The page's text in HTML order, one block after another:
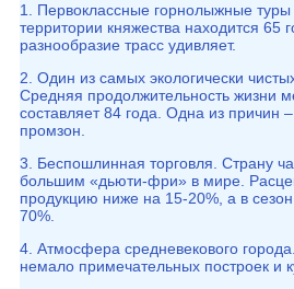
1. Первоклассные горнолыжные
территории княжества находится 65
разнообразие трасс удивляет.
2. Один из самых экологически
Средняя продолжительность жизни
составляет 84 года. Одна из причин
промзон.
3. Беспошлинная торговля. Страну
большим «дьюти-фри» в мире.
продукцию ниже на 15-20%, а в
70%.
4. Атмосфера средневекового
немало примечательных построек и